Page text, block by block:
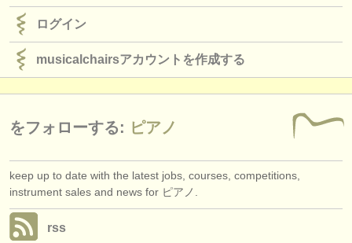
ログイン
musicalchairsアカウントを作成する
をフォローする: ピアノ
keep up to date with the latest jobs, courses, competitions,
instrument sales and news for ピアノ.
rss